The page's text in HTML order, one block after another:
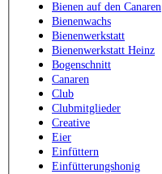
Bienen auf den Canaren
Bienenwachs
Bienenwerkstatt
Bienenwerkstatt Heinz
Bogenschnitt
Canaren
Club
Clubmitglieder
Creative
Eier
Einfüttern
Einfütterungshonig